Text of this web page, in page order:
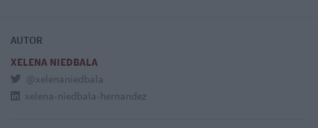
AUTOR
XELENA NIEDBALA
@xelenaniedbala
xelena-niedbala-hernandez